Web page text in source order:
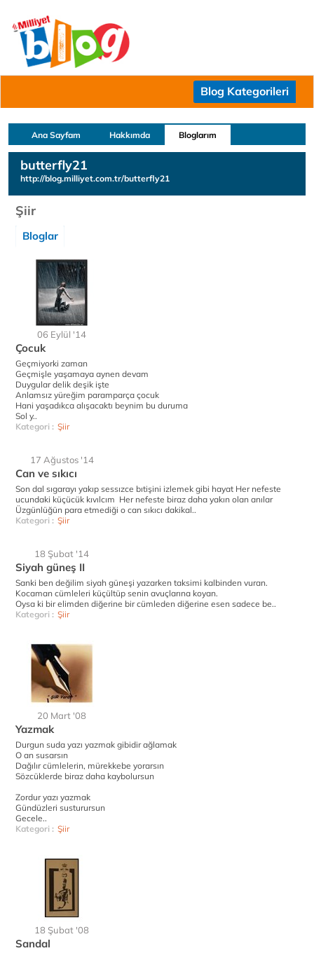
Blog Kategorileri
Ana Sayfam Hakkımda Bloglarım
butterfly21
http://blog.milliyet.com.tr/butterfly21
Şiir
Bloglar
06 Eylül '14
Çocuk
Geçmiyorki zaman
Geçmişle yaşamaya aynen devam
Duygular delik deşik işte
Anlamsız yüreğim paramparça çocuk
Hani yaşadıkca alışacaktı beynim bu duruma
Sol y..
Kategori : Şiir
17 Ağustos '14
Can ve sıkıcı
Son dal sıgarayı yakıp sessızce bıtişini izlemek gibi hayat Her nefeste
ucundaki küçücük kıvılcım Her nefeste biraz daha yakın olan anılar
Üzgünlüğün para etmediği o can sıkıcı dakikal..
Kategori : Şiir
18 Şubat '14
Siyah güneş II
Sanki ben değilim siyah güneşi yazarken taksimi kalbinden vuran.
Kocaman cümleleri küçültüp senin avuçlarına koyan.
Oysa ki bir elimden diğerine bir cümleden diğerine esen sadece be..
Kategori : Şiir
20 Mart '08
Yazmak
Durgun suda yazı yazmak gibidir ağlamak
O an susarsın
Dağılır cümlelerin, mürekkebe yorarsın
Sözcüklerde biraz daha kaybolursun
Zordur yazı yazmak
Gündüzleri susturursun
Gecele..
Kategori : Şiir
18 Şubat '08
Sandal